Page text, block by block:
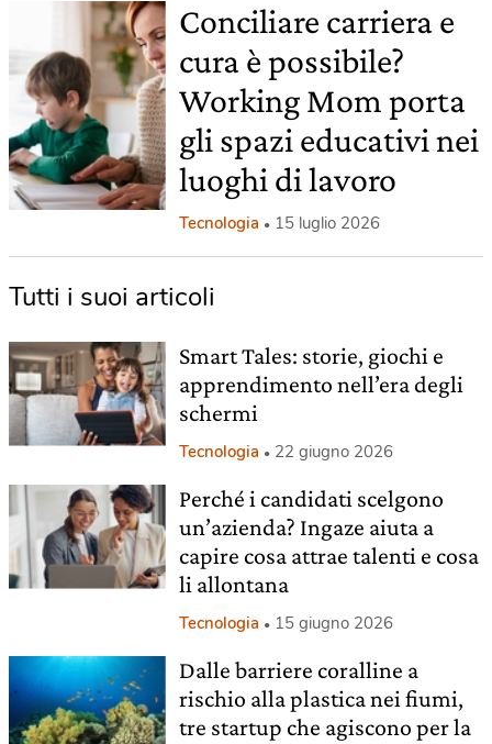
Conciliare carriera e
cura è possibile?
Working Mom porta
gli spazi educativi nei
luoghi di lavoro
Tecnologia 15 luglio 2026
Tutti i suoi articoli
Smart Tales: storie, giochi e
apprendimento nell’era degli
schermi
Tecnologia 22 giugno 2026
Perché i candidati scelgono
un’azienda? Ingaze aiuta a
capire cosa attrae talenti e cosa
li allontana
Tecnologia 15 giugno 2026
Dalle barriere coralline a
rischio alla plastica nei fiumi,
tre startup che agiscono per la